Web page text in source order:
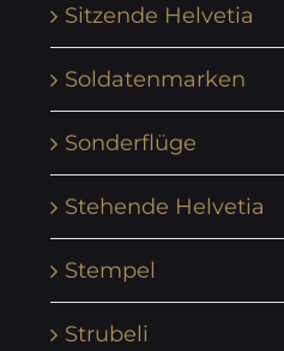
Sitzende Helvetia
Soldatenmarken
Sonderflüge
Stehende Helvetia
Stempel
Strubeli